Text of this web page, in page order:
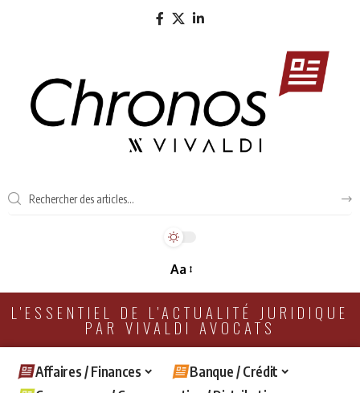
Aa
L'ESSENTIEL DE L'ACTUALITÉ JURIDIQUE
PAR VIVALDI AVOCATS
Affaires / Finances
Banque / Crédit